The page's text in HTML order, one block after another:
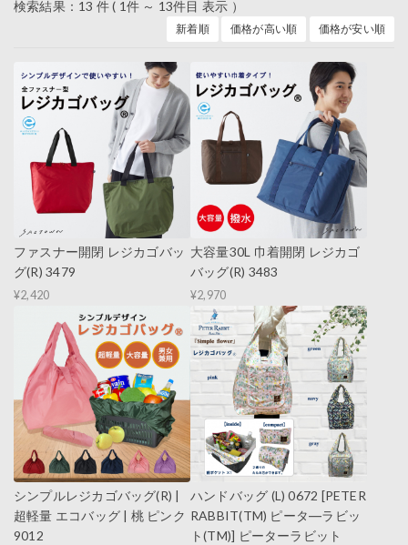
検索結果：13 件 ( 1件 ～ 13件目 表示 ）
新着順 価格が高い順 価格が安い順
ファスナー開閉 レジカゴバッ
グ(R) 3479
¥2,420
大容量30L 巾着開閉 レジカゴ
バッグ(R) 3483
¥2,970
シンプルレジカゴバッグ(R) |
超軽量 エコバッグ | 桃 ピンク
9012
ハンドバッグ (L) 0672 [PETER
RABBIT(TM) ピータ―ラビッ
ト(TM)] ピーターラビット